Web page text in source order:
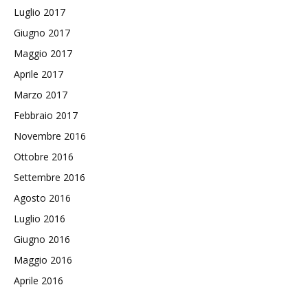
Luglio 2017
Giugno 2017
Maggio 2017
Aprile 2017
Marzo 2017
Febbraio 2017
Novembre 2016
Ottobre 2016
Settembre 2016
Agosto 2016
Luglio 2016
Giugno 2016
Maggio 2016
Aprile 2016